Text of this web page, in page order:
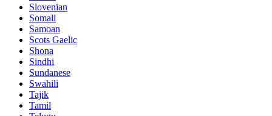
Slovenian
Somali
Samoan
Scots Gaelic
Shona
Sindhi
Sundanese
Swahili
Tajik
Tamil